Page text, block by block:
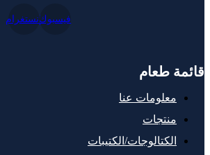
فيسبوكإنستغرام
قائمة طعام
معلومات عنا
منتجات
الكتالوجات/الكتيبات